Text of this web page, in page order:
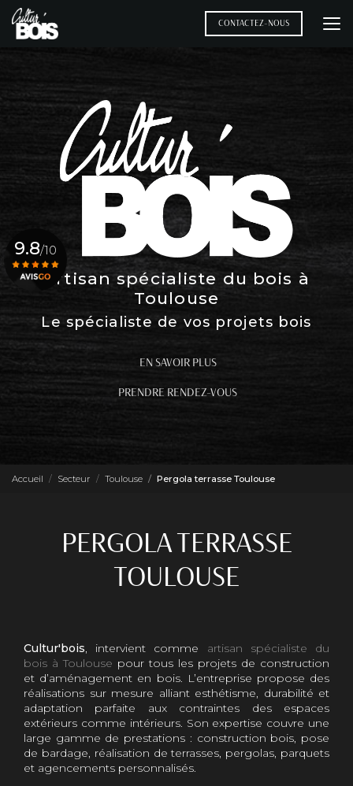
Aller
au
contenu
CONTACTEZ-NOUS
Artisan spécialiste du bois à
Toulouse
Le spécialiste de vos projets bois
EN SAVOIR PLUS
PRENDRE RENDEZ-VOUS
9.8/10
Accueil Secteur Toulouse Pergola terrasse Toulouse
PERGOLA TERRASSE
TOULOUSE
Cultur'bois, intervient comme artisan spécialiste du
bois à Toulouse pour tous les projets de construction
et d’aménagement en bois. L’entreprise propose des
réalisations sur mesure alliant esthétisme, durabilité et
adaptation parfaite aux contraintes des espaces
extérieurs comme intérieurs. Son expertise couvre une
large gamme de prestations : construction bois, pose
de bardage, réalisation de terrasses, pergolas, parquets
et agencements personnalisés.